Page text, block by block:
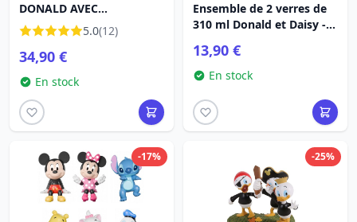
DONALD AVEC
GUIRLANDE - DISNEY
TRADITIONS
5.0(12)
34,90 €
En stock
Ensemble de 2 verres de
310 ml Donald et Daisy -
13,90 €
En stock
-17% -25%